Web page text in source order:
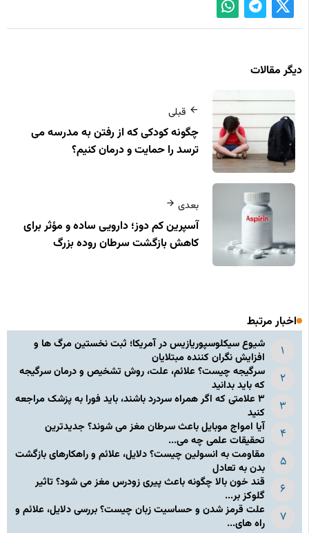
دیگر مقالات
قبلی
چگونه کودکی که از رفتن به مدرسه می‌
ترسد را حمایت و درمان کنیم؟
بعدی
آسپرین کم‌ دوز؛ دارویی ساده و مؤثر برای
کاهش بازگشت سرطان روده بزرگ
اخبار مرتبط
شیوع سیکلوسپوریازیس در آمریکا؛ ثبت نخستین مرگ ها و
افزایش نگران کننده مبتلایان
سرگیجه چیست؟ علائم، علت، روش تشخیص و درمان سرگیجه
که باید بدانید
۳ علامتی که اگر همراه سردرد باشند، باید فورا به پزشک مراجعه
کنید
آیا امواج موبایل باعث سرطان مغز می شوند؟ جدیدترین
تحقیقات علمی چه می...
مقاومت به انسولین چیست؟ دلایل، علائم و راهکارهای بازگشت
بدن به تعادل
قند خون بالا چگونه باعث پیری زودرس مغز می شود؟ تاثیر
گلوکز بر...
علت قرمز شدن و حساسیت زبان چیست؟ بررسی دلایل، علائم و
راه های...